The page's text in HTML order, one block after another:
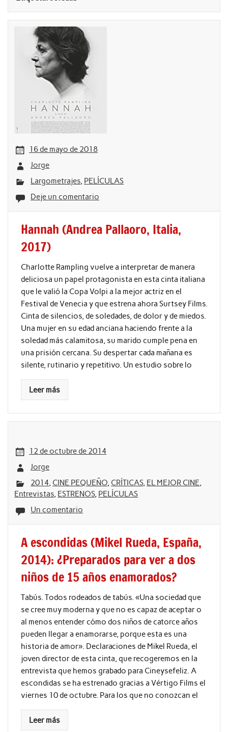
16 de mayo de 2018
Jorge
Largometrajes, PELÍCULAS
Deje un comentario
Hannah (Andrea Pallaoro, Italia,
2017)
Charlotte Rampling vuelve a interpretar de manera
deliciosa un papel protagonista en esta cinta italiana
que le valió la Copa Volpi a la mejor actriz en el
Festival de Venecia y que estrena ahora Surtsey Films.
Cinta de silencios, de soledades, de dolor y de miedos.
Una mujer en su edad anciana haciendo frente a la
soledad más calamitosa, su marido cumple pena en
una prisión cercana. Su despertar cada mañana es
silente, rutinario y repetitivo. Un estudio sobre lo
Leer más
12 de octubre de 2014
Jorge
2014, CINE PEQUEÑO, CRÍTICAS, EL MEJOR CINE,
Entrevistas, ESTRENOS, PELÍCULAS
Un comentario
A escondidas (Mikel Rueda, España,
2014): ¿Preparados para ver a dos
niños de 15 años enamorados?
Tabús. Todos rodeados de tabús. «Una sociedad que
se cree muy moderna y que no es capaz de aceptar o
al menos entender cómo dos niños de catorce años
pueden llegar a enamorarse, porque esta es una
historia de amor». Declaraciones de Mikel Rueda, el
joven director de esta cinta, que recogeremos en la
entrevista que hemos grabado para Cineysefeliz. A
escondidas se ha estrenado gracias a Vértigo Films el
viernes 10 de octubre. Para los que no conozcan el
Leer más